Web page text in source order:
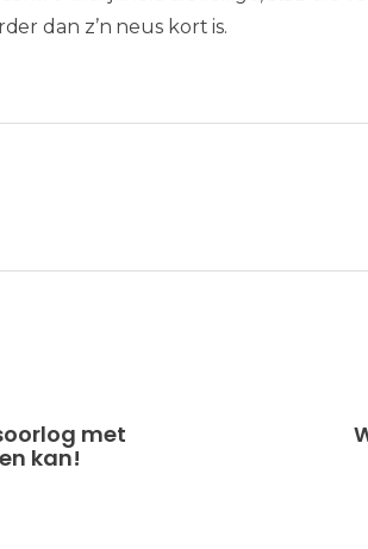
dan z’n neus kort is.
met
kan!